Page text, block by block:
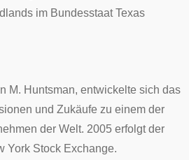
im BundesstaatTexas
M. Huntsman, entwickelte sich das
und Zukäufe zu einem der
der Welt. 2005 erfolgt der
York Stock Exchange.